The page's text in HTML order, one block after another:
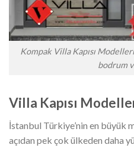
Kompak Villa Kapısı
bodrum
Villa Kapısı
İstanbul Türkiye’nin en büyük
açıdan pek çok ülkeden daha